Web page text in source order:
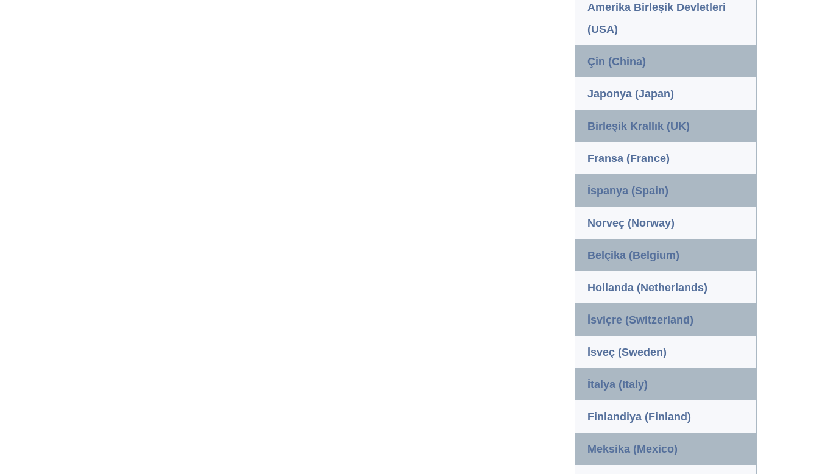
Amerika Birleşik Devletleri
(USA)
Çin (China)
Japonya (Japan)
Birleşik Krallık (UK)
Fransa (France)
İspanya (Spain)
Norveç (Norway)
Belçika (Belgium)
Hollanda (Netherlands)
İsviçre (Switzerland)
İsveç (Sweden)
İtalya (Italy)
Finlandiya (Finland)
Meksika (Mexico)